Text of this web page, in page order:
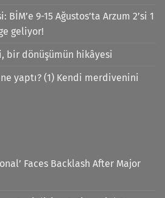
9-15 Ağustos’ta Arzum 2’si 1
geliyor!
bir dönüşümün hikâyesi
yaptı? (1) Kendi merdivenini
Faces Backlash After Major